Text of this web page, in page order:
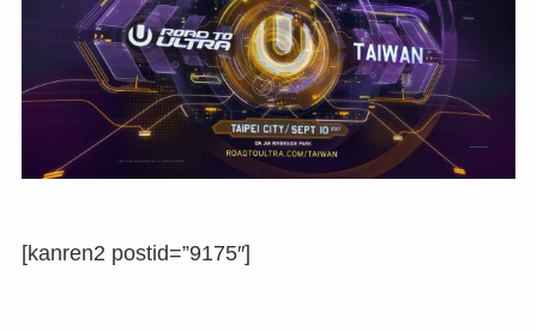
[kanren2 postid=”9175″]